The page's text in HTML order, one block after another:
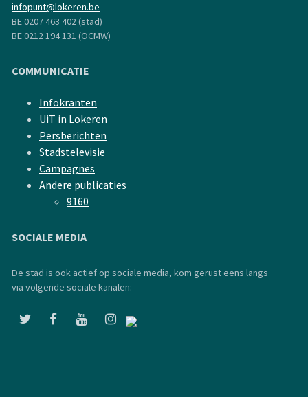
infopunt@lokeren.be
BE 0207 463 402 (stad)
BE 0212 194 131 (OCMW)
COMMUNICATIE
Infokranten
UiT in Lokeren
Persberichten
Stadstelevisie
Campagnes
Andere publicaties
9160
SOCIALE MEDIA
De stad is ook actief op sociale media, kom gerust eens langs
via volgende sociale kanalen: